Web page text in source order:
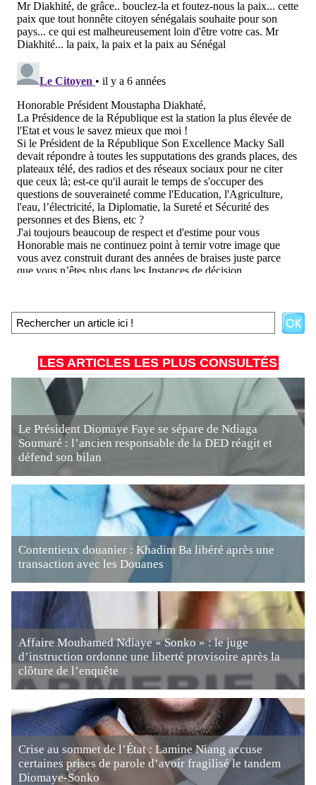
LES ARTICLES LES PLUS CONSULTÉS
Le Président Diomaye Faye se sépare de Ndiaga
Soumaré : l’ancien responsable de la DED réagit et
défend son bilan
Contentieux douanier : Khadim Ba libéré après une
transaction avec les Douanes
Affaire Mouhamed Ndiaye « Sonko » : le juge
d’instruction ordonne une liberté provisoire après la
clôture de l’enquête
Crise au sommet de l’État : Lamine Niang accuse
certaines prises de parole d’avoir fragilisé le tandem
Diomaye-Sonko